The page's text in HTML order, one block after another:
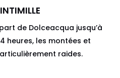
de Dolceacqua jusqu’à
heures, les montées et
raides.